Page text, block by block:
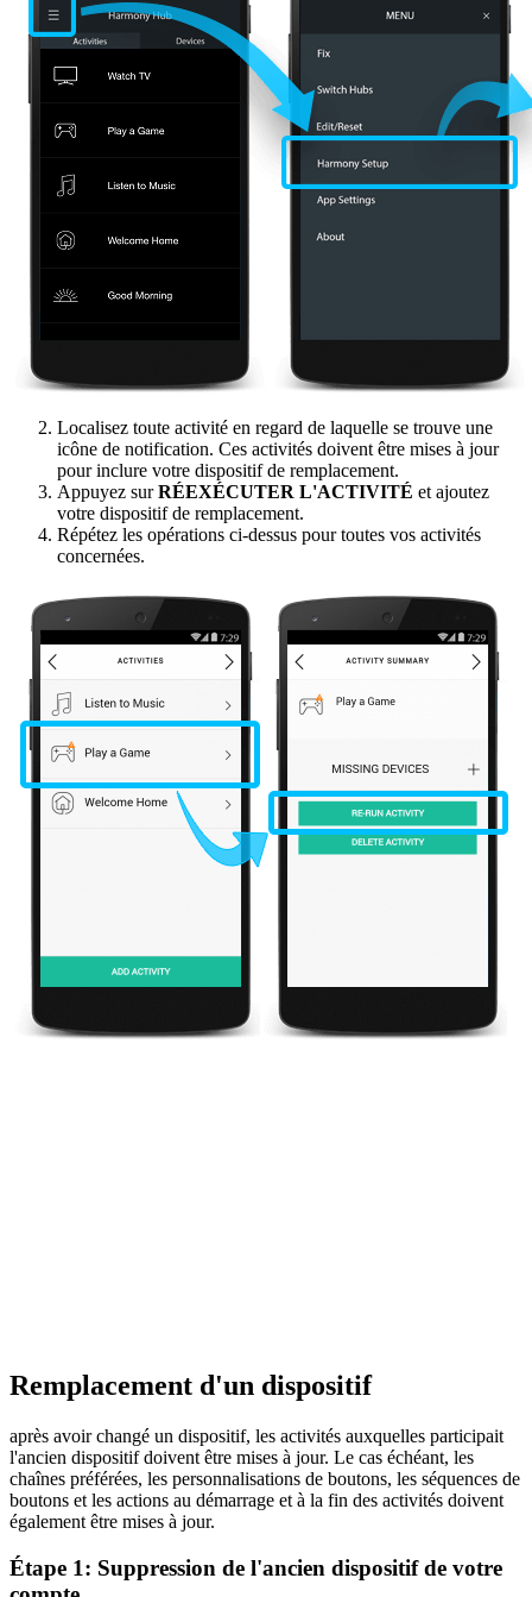
Localisez toute activité en regard de laquelle se trouve une
icône de notification. Ces activités doivent être mises à jour
pour inclure votre dispositif de remplacement.
Appuyez surRÉEXÉCUTER L'ACTIVITÉ et ajoutez
votre dispositif de remplacement.
Répétez les opérations ci-dessus pour toutes vos activités
concernées.
Remplacement d'un dispositif
après avoir changé un dispositif, les activités auxquelles participait
l'ancien dispositif doivent être mises à jour. Le cas échéant, les
chaînes préférées, les personnalisations de boutons, les séquences de
boutons et les actions au démarrage et à la fin des activités doivent
également être mises à jour.
Étape 1: Suppression de l'ancien dispositif de votre